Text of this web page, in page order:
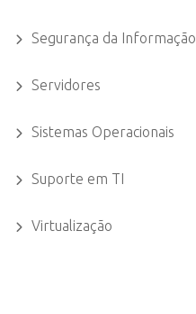
Segurança da Informação
Servidores
Sistemas Operacionais
Suporte em TI
Virtualização